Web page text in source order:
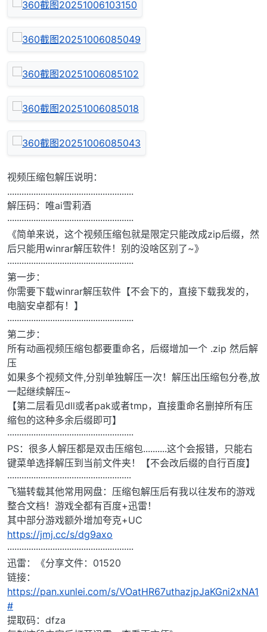
视频压缩包解压说明：
.....................................................
解压码：唯ai雪莉酒
·····················································
《简单来说，这个视频压缩包就是限定只能改成zip后缀，然
后只能用winrar解压软件！别的没啥区别了~》
·····················································
第一步：
你需要下载winrar解压软件【不会下的，直接下载我发的，
电脑安卓都有！】
·····················································
第二步：
所有动画视频压缩包都要重命名，后缀增加一个 .zip 然后解
压
如果多个视频文件,分别单独解压一次！解压出压缩包分卷,放
一起继续解压~
【第二层看见dll或者pak或者tmp，直接重命名删掉所有压
缩包的这种多余后缀即可】
·····················································
PS：很多人解压都是双击压缩包..........这个会报错，只能右
键菜单选择解压到当前文件夹！【不会改后缀的自行百度】
····················································
飞猫转载其他常用网盘：压缩包解压后有我以往发布的游戏
整合文档！游戏全都有百度+迅雷！
其中部分游戏额外增加夸克+UC
https://jmj.cc/s/dg9axo
·····················································
迅雷：《分享文件：01520
链接：
https://pan.xunlei.com/s/VOatHR67uthazjpJaKGni2xNA1
#
提取码：dfza